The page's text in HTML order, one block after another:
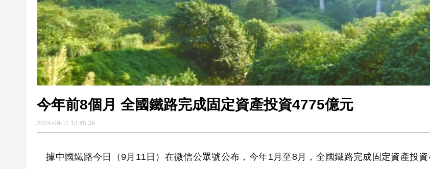
今年前8個月 全國鐵路完成固定資產投資4775億元
2024-09-11 13:45:39
據中國鐵路今日（9月11日）在微信公眾號公布，今年1月至8月，全國鐵路完成固定資產投資